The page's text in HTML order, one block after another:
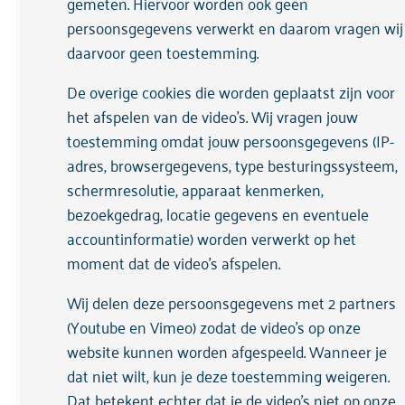
Locatie
Noord Spot, Klaprozenweg 111,
Begeleider
Manuela Dieke
Ervaringsdeskundige II
FACT Jeugd Amsterdam Noord
Vragen?
Mail:Manuela.Dieke@arkinjeugd.nl
Tel: 06 50745346
persoonsgegevens verwerkt en daarom vragen wij
daarvoor geen toestemming.
De overige cookies die worden geplaatst zijn voor
het afspelen van de video's. Wij vragen jouw
toestemming omdat jouw persoonsgegevens (IP-
adres, browsergegevens, type besturingssysteem,
schermresolutie, apparaat kenmerken,
bezoekgedrag, locatie gegevens en eventuele
accountinformatie) worden verwerkt op het
moment dat de video's afspelen.
Wij delen deze persoonsgegevens met 2 partners
(Youtube en Vimeo) zodat de video's op onze
website kunnen worden afgespeeld. Wanneer je
dat niet wilt, kun je deze toestemming weigeren.